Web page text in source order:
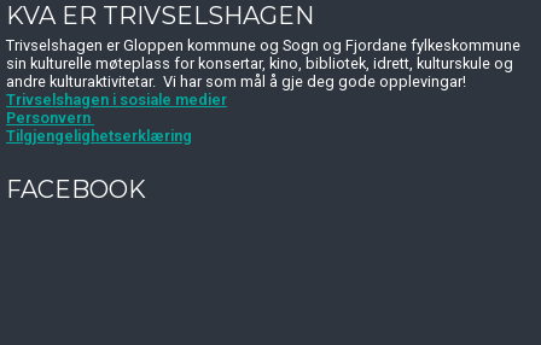
KVA ER TRIVSELSHAGEN
Trivselshagen er Gloppen kommune og Sogn og Fjordane fylkeskommune
sin kulturelle møteplass for konsertar, kino, bibliotek, idrett, kulturskule og
andre kulturaktivitetar. Vi har som mål å gje deg gode opplevingar!
Trivselshagen i sosiale medier
Personvern
Tilgjengelighetserklæring
FACEBOOK